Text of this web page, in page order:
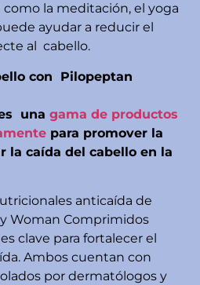
la meditación, el yoga
ayudar a reducir el
al cabello.
con Pilopeptan
unagama de productos
para promover la
la caída del cabello en la
anticaída de
Woman Comprimidos
clave para fortalecer el
Ambos cuentan con
por dermatólogos y